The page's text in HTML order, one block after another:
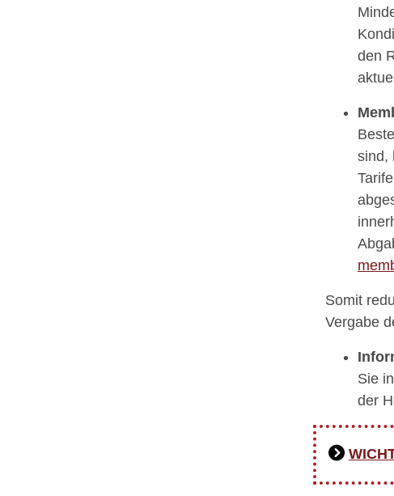
den
sind,
Somit
Vergabe
Sie
der